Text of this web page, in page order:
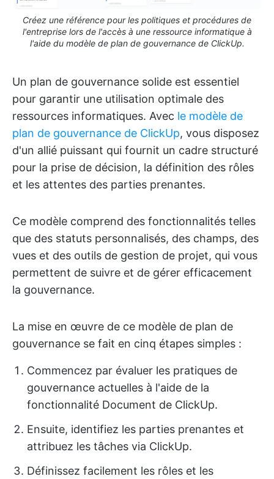
Créez une référence pour les politiques et procédures de
l'entreprise lors de l'accès à une ressource informatique à
l'aide du modèle de plan de gouvernance de ClickUp.
Un plan de gouvernance solide est essentiel
pour garantir une utilisation optimale des
ressources informatiques. Avec le modèle de
plan de gouvernance de ClickUp, vous disposez
d'un allié puissant qui fournit un cadre structuré
pour la prise de décision, la définition des rôles
et les attentes des parties prenantes.
Ce modèle comprend des fonctionnalités telles
que des statuts personnalisés, des champs, des
vues et des outils de gestion de projet, qui vous
permettent de suivre et de gérer efficacement
la gouvernance.
La mise en œuvre de ce modèle de plan de
gouvernance se fait en cinq étapes simples :
Commencez par évaluer les pratiques de
gouvernance actuelles à l'aide de la
fonctionnalité Document de ClickUp.
Ensuite, identifiez les parties prenantes et
attribuez les tâches via ClickUp.
Définissez facilement les rôles et les